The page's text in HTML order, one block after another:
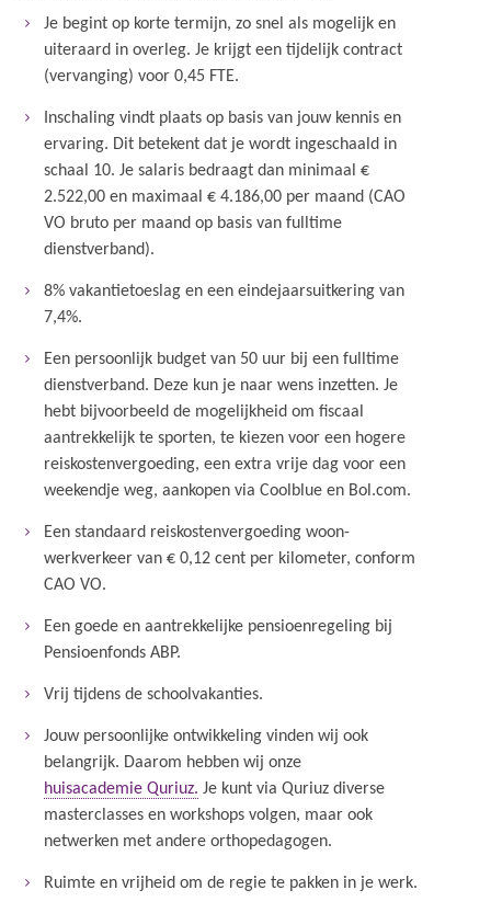
Je begint op korte termijn, zo snel als mogelijk en
uiteraard in overleg. Je krijgt een tijdelijk contract
(vervanging) voor 0,45 FTE.
Inschaling vindt plaats op basis van jouw kennis en
ervaring. Dit betekent dat je wordt ingeschaald in
schaal 10. Je salaris bedraagt dan minimaal €
2.522,00 en maximaal € 4.186,00 per maand (CAO
VO bruto per maand op basis van fulltime
dienstverband).
8% vakantietoeslag en een eindejaarsuitkering van
7,4%.
Een persoonlijk budget van 50 uur bij een fulltime
dienstverband. Deze kun je naar wens inzetten. Je
hebt bijvoorbeeld de mogelijkheid om fiscaal
aantrekkelijk te sporten, te kiezen voor een hogere
reiskostenvergoeding, een extra vrije dag voor een
weekendje weg, aankopen via Coolblue en Bol.com.
Een standaard reiskostenvergoeding woon-
werkverkeer van € 0,12 cent per kilometer, conform
CAO VO.
Een goede en aantrekkelijke pensioenregeling bij
Pensioenfonds ABP.
Vrij tijdens de schoolvakanties.
Jouw persoonlijke ontwikkeling vinden wij ook
belangrijk. Daarom hebben wij onze
huisacademie Quriuz. Je kunt via Quriuz diverse
masterclasses en workshops volgen, maar ook
netwerken met andere orthopedagogen.
Ruimte en vrijheid om de regie te pakken in je werk.